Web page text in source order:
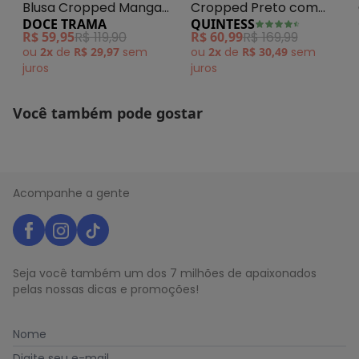
junho/2026 N/D*
maio/2026
abril/2026
março/2026
fevereiro/2026
Blusa Cropped Manga
Curta Listrado
DOCE TRAMA
R$ 59,95R$ 119,90
ou 2x de R$ 29,97 sem
juros
Cropped Preto com
Amarração
QUINTESS
R$ 60,99R$ 169,99
ou 2x de R$ 30,49 sem
juros
Você também pode gostar
Acompanhe a gente
Seja você também um dos 7 milhões de apaixonados
pelas nossas dicas e promoções!
Nome